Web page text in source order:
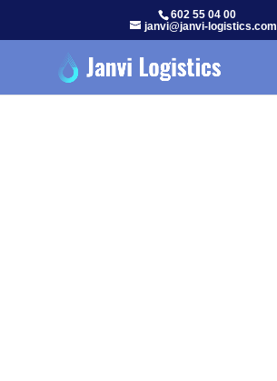
602 55 04 00
janvi@janvi-logistics.com